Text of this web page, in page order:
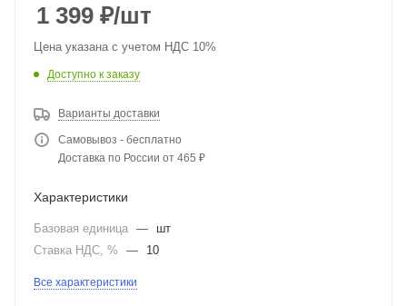
1 399 ₽/шт
Цена указана с учетом НДС 10%
Доступно к заказу
Варианты доставки
Самовывоз - бесплатно
Доставка по России от 465 ₽
Характеристики
Базовая единица —
шт
Ставка НДС, %
— 10
Все характеристики